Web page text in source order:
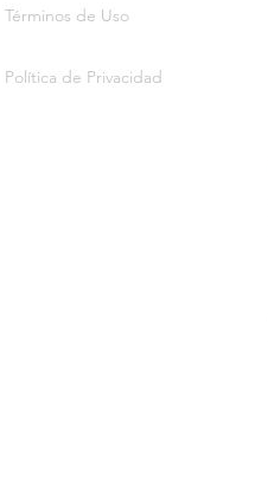
Términos de Uso
Política de Privacidad